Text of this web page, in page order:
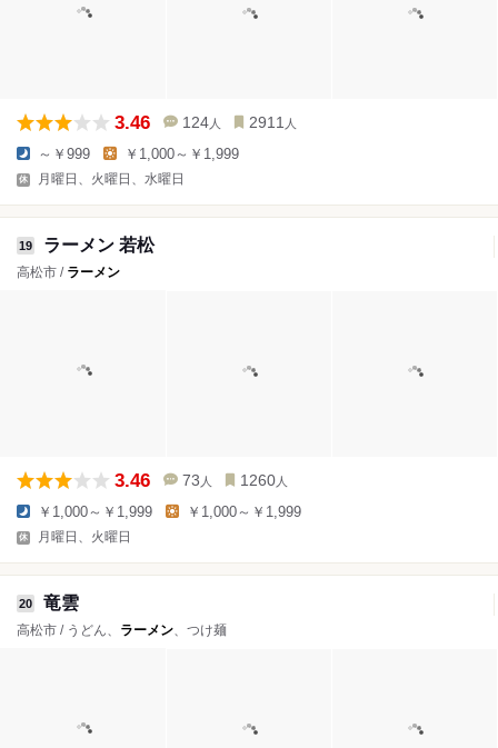
3.46 124 人 2911 人
～￥999 ￥1,000～￥1,999
月曜日、火曜日、水曜日
19 ラーメン 若松
高松市 / ラーメン
3.46 73 人 1260 人
￥1,000～￥1,999 ￥1,000～￥1,999
月曜日、火曜日
20 竜雲
高松市 / うどん、 ラーメン、つけ麺